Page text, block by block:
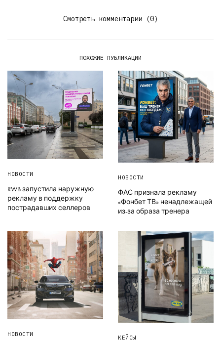
Смотреть комментарии (0)
ПОХОЖИЕ ПУБЛИКАЦИИ
НОВОСТИ
RWB запустила наружную
рекламу в поддержку
пострадавших селлеров
НОВОСТИ
ФАС признала рекламу
«Фонбет ТВ» ненадлежащей
из-за образа тренера
НОВОСТИ
КЕЙСЫ